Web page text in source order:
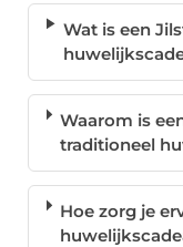
Wat is een
Waarom is
traditioneel
Hoe zorg je